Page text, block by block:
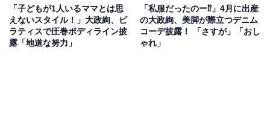
「子どもが1人いるママとは思
えないスタイル！」大政絢、ピ
ラティスで圧巻ボディライン披
露「地道な努力」
「私服だったのー⁉」4月に出産
の大政絢、美脚が際立つデニム
コーデ披露！ 「さすが」「おし
ゃれ」